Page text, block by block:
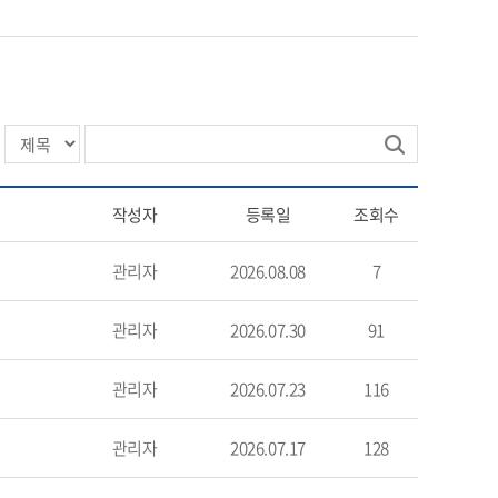
작성자 등록일 조회수
관리자 2026.08.08 7
관리자 2026.07.30 91
관리자 2026.07.23 116
관리자 2026.07.17 128